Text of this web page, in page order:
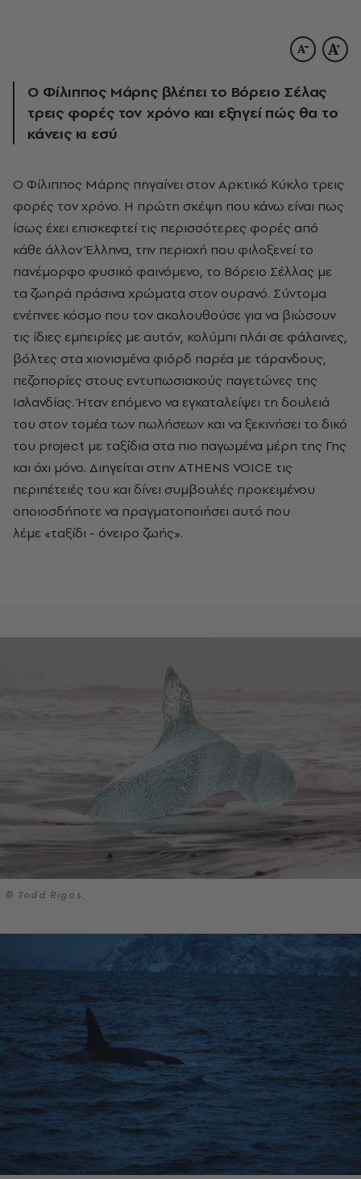
Ο Φίλιππος Μάρης βλέπει το Βόρειο Σέλας
τρεις φορές τον χρόνο και εξηγεί πώς θα το
κάνεις κι εσύ
Φίλιππος Μάρης πηγαίνει στον Αρκτικό Κύκλο τρεις
φορές τον χρόνο. Η πρώτη σκέψη που κάνω είναι πως
ίσως έχει επισκεφτεί τις περισσότερες φορές από
κάθε άλλον Έλληνα, την περιοχή που φιλοξενεί το
πανέμορφο φυσικό φαινόμενο, το Βόρειο Σέλλας με
τα ζωηρά πράσινα χρώματα στον ουρανό. Σύντομα
ενέπνεε κόσμο που τον ακολουθούσε για να βιώσουν
τις ίδιες εμπειρίες με αυτόν, κολύμπι πλάι σε φάλαινες,
βόλτες στα χιονισμένα φιόρδ παρέα με τάρανδους,
πεζοπορίες στους εντυπωσιακούς παγετώνες της
Ισλανδίας. Ήταν επόμενο να εγκαταλείψει τη δουλειά
του στον τομέα των πωλήσεων και να ξεκινήσει το δικό
του project με ταξίδια στα πιο παγωμένα μέρη της Γης
και όχι μόνο. Διηγείται στην ATHENS VOICE τις
περιπέτειές του και δίνει συμβουλές προκειμένου
οποιοσδήποτε να πραγματοποιήσει αυτό που
λέμε «ταξίδι - όνειρο ζωής».
© Todd Rigos